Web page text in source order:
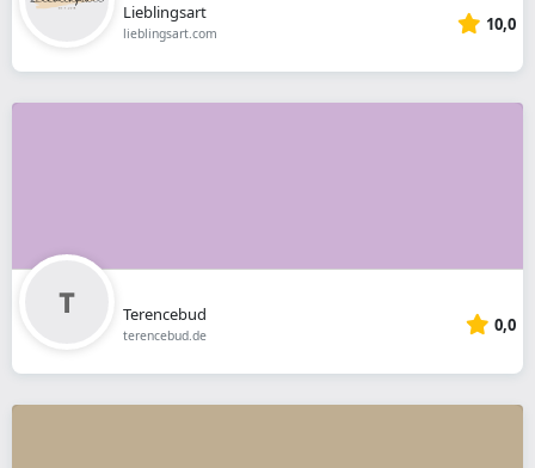
Lieblingsart
lieblingsart.com 10,0
Terencebud
terencebud.de 0,0